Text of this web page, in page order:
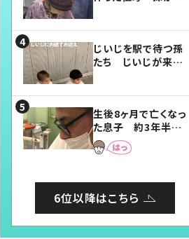
じいじを駅で待つ孫
たち じいじが来た
まらない」「幸せにな
れる」
生後8ヶ月で亡くなっ
た息子 約3年半
後、当時の妻の日記
に書いてあった本音
6位以降はこちら